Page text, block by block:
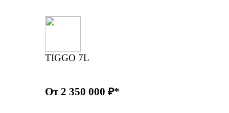
TIGGO 7L
От 2 350 000 ₽*